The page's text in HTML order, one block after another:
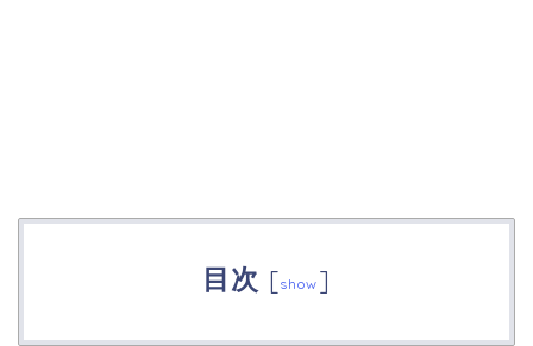
目次 [show ]